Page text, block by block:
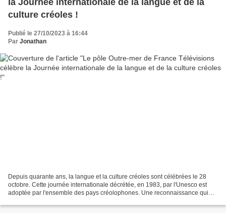
la Journée internationale de la langue et de la
culture créoles !
Publié le 27/10/2023 à 16:44
Par Jonathan
Depuis quarante ans, la langue et la culture créoles sont célébrées le 28
octobre. Cette journée internationale décrétée, en 1983, par l'Unesco est
adoptée par l'ensemble des pays créolophones. Une reconnaissance qui